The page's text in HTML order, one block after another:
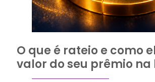
O que é rateio e como
valor do seu prêmio na